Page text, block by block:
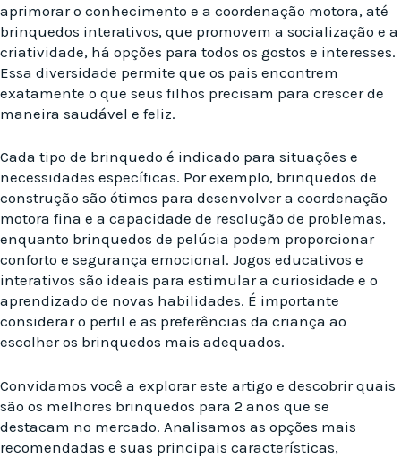
aprimorar o conhecimento e a coordenação motora, até
brinquedos interativos, que promovem a socialização e a
criatividade, há opções para todos os gostos e interesses.
Essa diversidade permite que os pais encontrem
exatamente o que seus filhos precisam para crescer de
maneira saudável e feliz.
Cada tipo de brinquedo é indicado para situações e
necessidades específicas. Por exemplo, brinquedos de
construção são ótimos para desenvolver a coordenação
motora fina e a capacidade de resolução de problemas,
enquanto brinquedos de pelúcia podem proporcionar
conforto e segurança emocional. Jogos educativos e
interativos são ideais para estimular a curiosidade e o
aprendizado de novas habilidades. É importante
considerar o perfil e as preferências da criança ao
escolher os brinquedos mais adequados.
Convidamos você a explorar este artigo e descobrir quais
são os melhores brinquedos para 2 anos que se
destacam no mercado. Analisamos as opções mais
recomendadas e suas principais características,